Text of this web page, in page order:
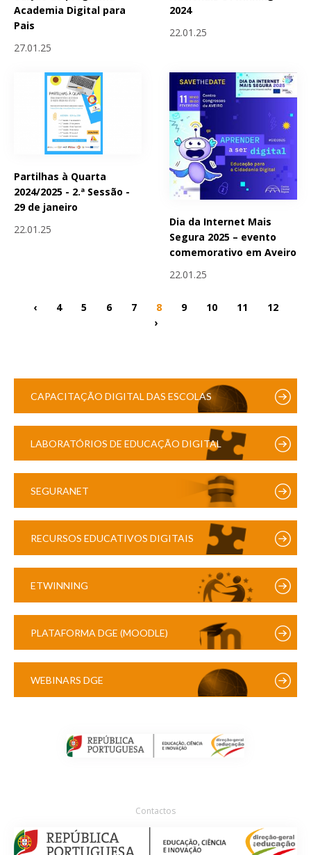
Academia Digital para
Pais
27.01.25
2024
22.01.25
Partilhas à Quarta
2024/2025 - 2.ª Sessão -
29 de janeiro
22.01.25
Dia da Internet Mais
Segura 2025 – evento
comemorativo em Aveiro
22.01.25
‹ 4 5 6 7 8 9 10 11
12
›
CAPACITAÇÃO DIGITAL DAS ESCOLAS
LABORATÓRIOS DE EDUCAÇÃO DIGITAL
SEGURANET
RECURSOS EDUCATIVOS DIGITAIS
ETWINNING
PLATAFORMA DGE (MOODLE)
WEBINARS DGE
Contactos